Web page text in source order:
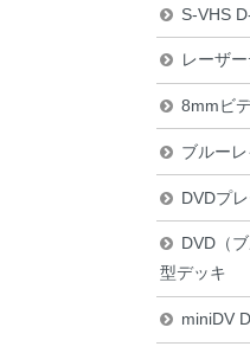
S-VHS
レーザ
8mmビ
ブルー
DVDプ
DVD（
型デッキ
miniDV